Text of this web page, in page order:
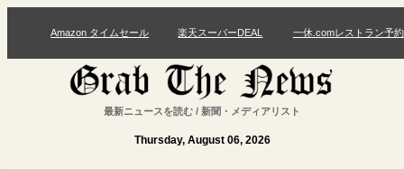
Amazon タイムセール 楽天スーパーDEAL 一休.comレストラン予約
最新ニュースを読む / 新聞・メディアリスト
Thursday, August 06, 2026